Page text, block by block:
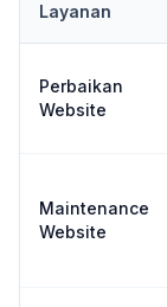
Layanan
Perbaikan
Website
Maintenance
Website